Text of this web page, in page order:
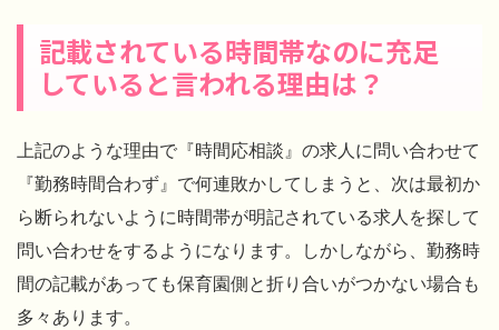
記載されている時間帯なのに充足
していると言われる理由は？
上記のような理由で『時間応相談』の求人に問い合わせて
『勤務時間合わず』で何連敗かしてしまうと、次は最初か
ら断られないように時間帯が明記されている求人を探して
問い合わせをするようになります。しかしながら、勤務時
間の記載があっても保育園側と折り合いがつかない場合も
多々あります。